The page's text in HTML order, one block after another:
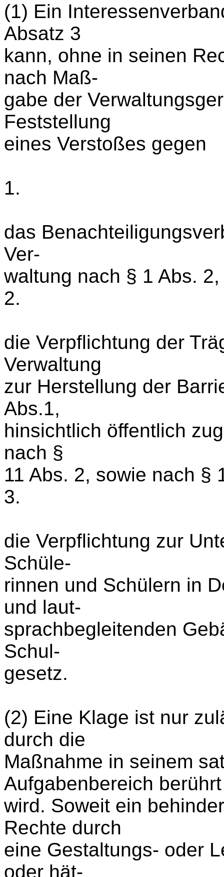
(1) Ein
Absatz 3
kann, ohne in seinen
nach Maß-
gabe der
Feststellung
eines Verstoßes gegen
1.
das
Ver-
waltung nach § 1 Abs. 2,
2.
die Verpflichtung der
Verwaltung
zur Herstellung der
Abs.1,
hinsichtlich öffentlich
nach §
11 Abs. 2, sowie nach §
3.
die Verpflichtung zur
Schüle-
rinnen und Schülern in
und laut-
sprachbegleitenden
Schul-
gesetz.
(2) Eine Klage ist nur
durch die
Maßnahme in seinem
Aufgabenbereich berührt
wird. Soweit ein
Rechte durch
eine Gestaltungs- oder
oder hät-